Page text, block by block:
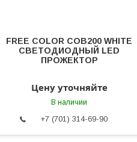
FREE COLOR COB200 WHITE
СВЕТОДИОДНЫЙ LED
ПРОЖЕКТОР
Цену уточняйте
В наличии
+7 (701) 314-69-90